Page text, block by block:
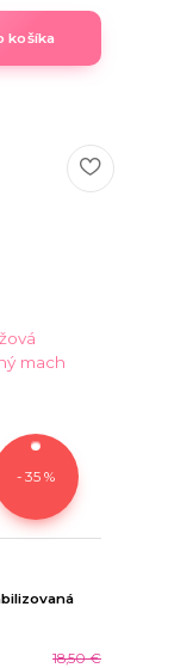
košíka
- 35 %
18,50 €